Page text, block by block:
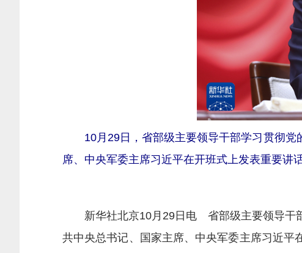
10月29日，省部级主要领导干部学习贯彻
席、中央军委主席习近平在开班式上发表重要讲
新华社北京10月29日电 省部级主要领导干部
共中央总书记、国家主席、中央军委主席习近